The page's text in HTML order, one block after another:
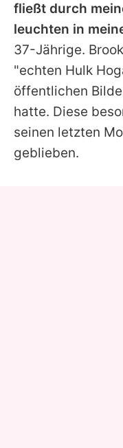
fließt durch
leuchten in
37-Jährige.
"echten Hulk
öffentlichen
hatte. Diese
seinen letzten
geblieben.